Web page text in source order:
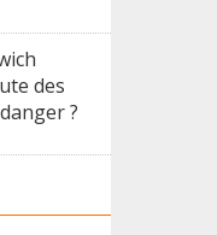
des
?